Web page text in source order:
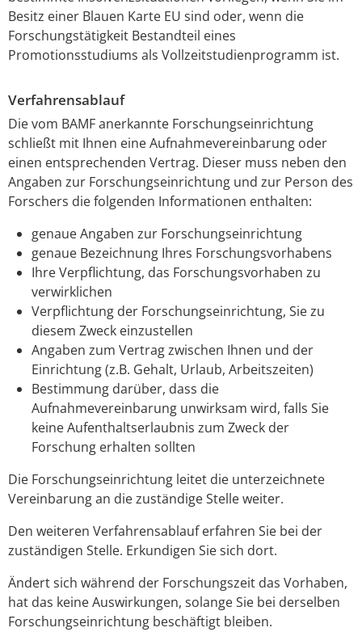
Besitz einer Blauen Karte EU sind oder, wenn die
Forschungstätigkeit Bestandteil eines
Promotionsstudiums als Vollzeitstudienprogramm ist.
Verfahrensablauf
Die vom BAMF anerkannte Forschungseinrichtung
schließt mit Ihnen eine Aufnahmevereinbarung oder
einen entsprechenden Vertrag. Dieser muss neben den
Angaben zur Forschungseinrichtung und zur Person des
Forschers die folgenden Informationen enthalten:
genaue Angaben zur Forschungseinrichtung
genaue Bezeichnung Ihres Forschungsvorhabens
Ihre Verpflichtung, das Forschungsvorhaben zu
verwirklichen
Verpflichtung der Forschungseinrichtung, Sie zu
diesem Zweck einzustellen
Angaben zum Vertrag zwischen Ihnen und der
Einrichtung (z.B. Gehalt, Urlaub, Arbeitszeiten)
Bestimmung darüber, dass die
Aufnahmevereinbarung unwirksam wird, falls Sie
keine Aufenthaltserlaubnis zum Zweck der
Forschung erhalten sollten
Die Forschungseinrichtung leitet die unterzeichnete
Vereinbarung an die zuständige Stelle weiter.
Den weiteren Verfahrensablauf erfahren Sie bei der
zuständigen Stelle. Erkundigen Sie sich dort.
Ändert sich während der Forschungszeit das Vorhaben,
hat das keine Auswirkungen, solange Sie bei derselben
Forschungseinrichtung beschäftigt bleiben.